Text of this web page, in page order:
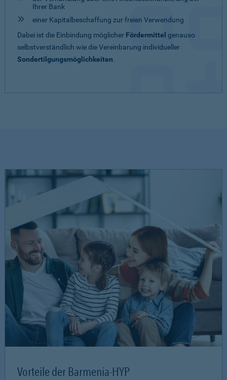
Ihrer Bank
einer Kapitalbeschaffung zur freien Verwendung
Dabei ist die Einbindung möglicher Fördermittel genauso
selbstverständlich wie die Vereinbarung individueller
Sondertilgungsmöglichkeiten.
Vorteile der Barmenia-HYP